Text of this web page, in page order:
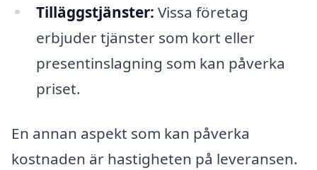
Tilläggstjänster: Vissa företag
erbjuder tjänster som kort eller
presentinslagning som kan påverka
priset.
En annan aspekt som kan påverka
kostnaden är hastigheten på leveransen.